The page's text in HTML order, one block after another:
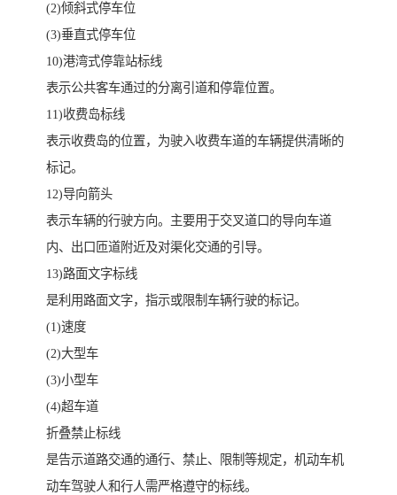
(2)倾斜式停车位
(3)垂直式停车位
10)港湾式停靠站标线
表示公共客车通过的分离引道和停靠位置。
11)收费岛标线
表示收费岛的位置，为驶入收费车道的车辆提供清晰的
标记。
12)导向箭头
表示车辆的行驶方向。主要用于交叉道口的导向车道
内、出口匝道附近及对渠化交通的引导。
13)路面文字标线
是利用路面文字，指示或限制车辆行驶的标记。
(1)速度
(2)大型车
(3)小型车
(4)超车道
折叠禁止标线
是告示道路交通的通行、禁止、限制等规定，机动车机
动车驾驶人和行人需严格遵守的标线。